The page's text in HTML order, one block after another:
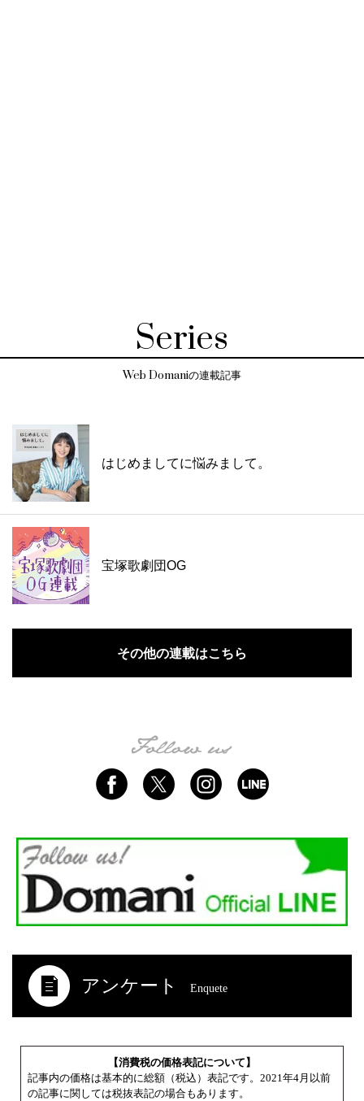
Series
Web Domaniの連載記事
はじめましてに悩みまして。
宝塚歌劇団OG
その他の連載はこちら
アンケート Enquete
【消費税の価格表記について】
記事内の価格は基本的に総額（税込）表記です。2021年4月以前
の記事に関しては税抜表記の場合もあります。